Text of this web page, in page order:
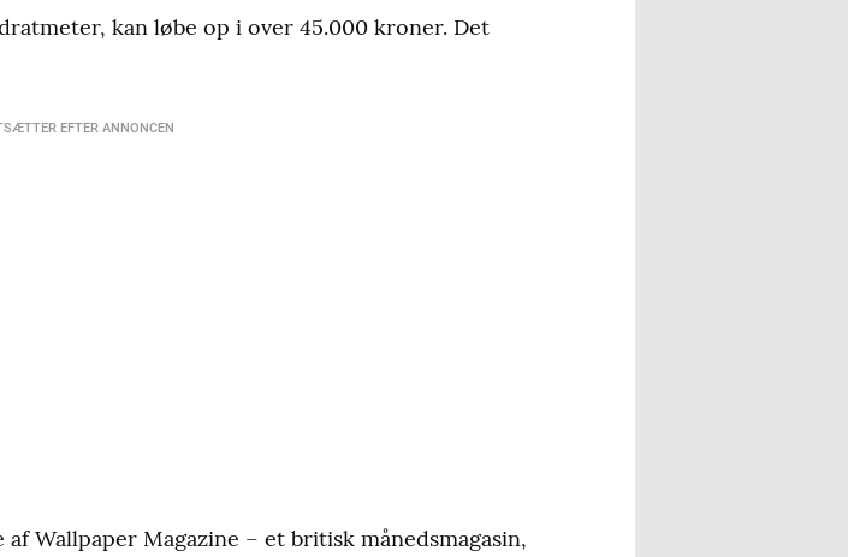
kan løbe op i over 45.000 kroner. Det
EFTER ANNONCEN
Wallpaper Magazine – et britisk månedsmagasin,